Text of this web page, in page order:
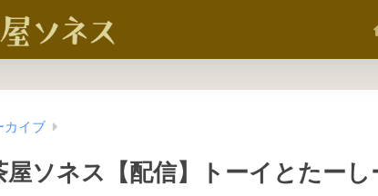
カイブ
屋ソネス【配信】トーイとたーし